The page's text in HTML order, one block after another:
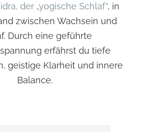
der „yogische Schlaf“, in
zwischen Wachsein und
Durch eine geführte
erfährst du tiefe
geistige Klarheit und innere
Balance.